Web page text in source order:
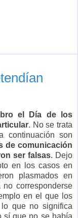
el Día de los
. No se trata
continuación son
de comunicación
ser falsas. Dejo
en los casos en
plasmados en
corresponderse
en el que los
lo que no significa
sí que no se había